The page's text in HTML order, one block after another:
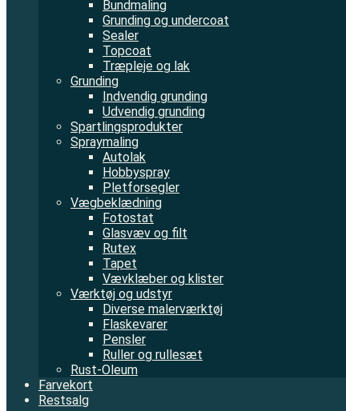
Bundmaling
Grunding og undercoat
Sealer
Topcoat
Træpleje og lak
Grunding
Indvendig grunding
Udvendig grunding
Spartlingsprodukter
Spraymaling
Autolak
Hobbyspray
Pletforsegler
Vægbeklædning
Fotostat
Glasvæv og filt
Rutex
Tapet
Vævklæber og klister
Værktøj og udstyr
Diverse malerværktøj
Flaskevarer
Pensler
Ruller og rullesæt
Rust-Oleum
Farvekort
Restsalg